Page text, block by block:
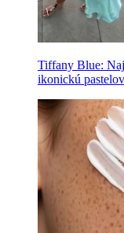
Tiffany Blue:
ikonickú